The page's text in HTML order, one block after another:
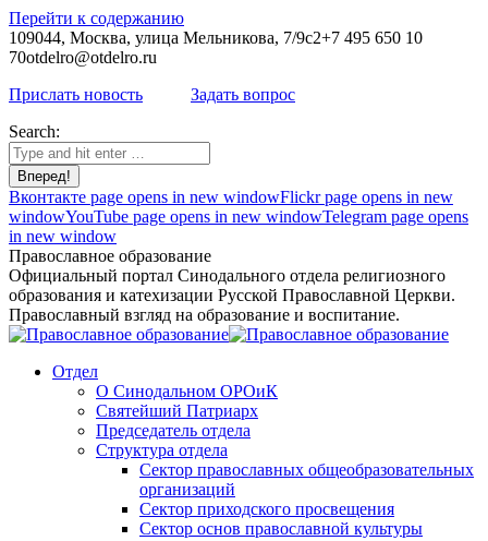
Перейти к содержанию
109044, Москва, улица Мельникова, 7/9с2+7 495 650 10
70otdelro@otdelro.ru
Прислать новость
Задать вопрос
Search:
Вконтакте page opens in new windowFlickr page opens in new
windowYouTube page opens in new windowTelegram page opens
in new window
Православное образование
Официальный портал Синодального отдела религиозного
образования и катехизации Русской Православной Церкви.
Православный взгляд на образование и воспитание.
Отдел
О Синодальном ОРОиК
Святейший Патриарх
Председатель отдела
Структура отдела
Сектор православных общеобразовательных
организаций
Сектор приходского просвещения
Сектор основ православной культуры